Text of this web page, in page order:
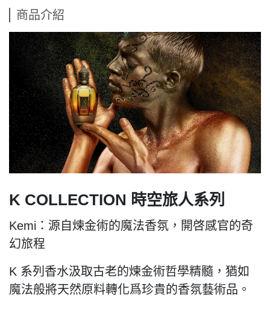
商品介紹
K COLLECTION 時空旅人系列
Kemi：源自煉金術的魔法香氛，開啓感官的奇
幻旅程
K 系列香水汲取古老的煉金術哲學精髓，猶如
魔法般將天然原料轉化爲珍貴的香氛藝術品。